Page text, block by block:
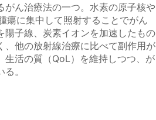
ん治療法の一つ。水素の原子核や
瘍に集中して照射することでがん
陽子線、炭素イオンを加速したもの
、他の放射線治療に比べて副作用が
生活の質（QoL）を維持しつつ、が
。